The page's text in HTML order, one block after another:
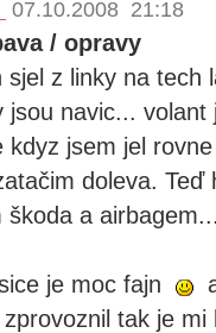
07.10.2008 21:18
/ opravy
sjel z linky na tech
navic... volant
kdyz jsem jel
doleva. Teď
škoda a
je moc fajn
zprovoznil tak je